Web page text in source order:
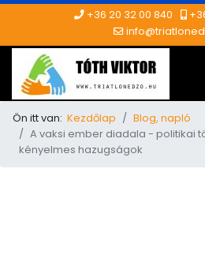
+36 20 32 00 840
Ön itt van: Kezdőlap
Blog, napló
A vaksi ember diadala - politikai
kényelmes hazugságok